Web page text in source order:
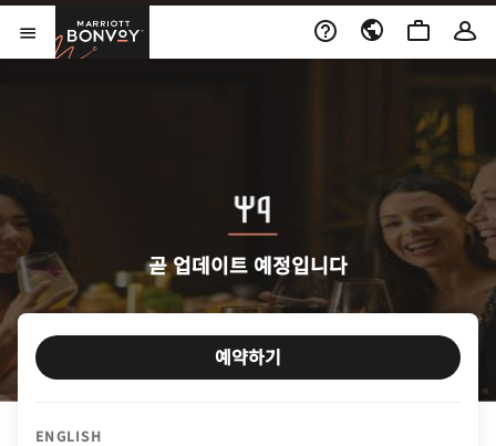
Skip to Content
메뉴 열기
Marriott Bonvoy
곧 업데이트 예정입니다
ENGLISH
예약하기